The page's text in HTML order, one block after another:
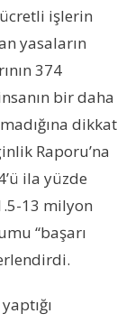
işlerin
yasaların
374
bir daha
dikkat
Raporu’na
ila yüzde
13 milyon
“başarı